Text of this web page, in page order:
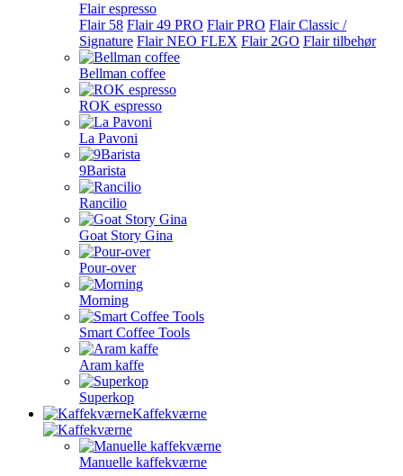
Flair espresso
Flair 58 Flair 49 PRO Flair PRO Flair Classic /
Signature Flair NEO FLEX Flair 2GO Flair tilbehør
Bellman coffee
ROK espresso
La Pavoni
9Barista
Rancilio
Goat Story Gina
Pour-over
Morning
Smart Coffee Tools
Aram kaffe
Superkop
Kaffekværne
Manuelle kaffekværne